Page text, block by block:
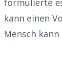
formulierte
kann einen
Mensch